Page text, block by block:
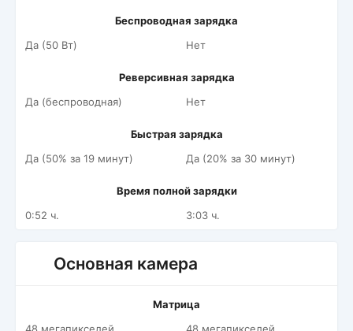
Беспроводная зарядка
Да (50 Вт)
Нет
Реверсивная зарядка
Да (беспроводная)
Нет
Быстрая зарядка
Да (50% за 19 минут)
Да (20% за 30 минут)
Время полной зарядки
0:52 ч.
3:03 ч.
Основная камера
Матрица